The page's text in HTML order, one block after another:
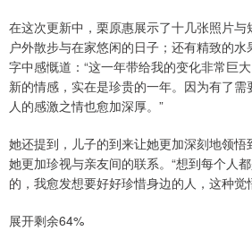
在这次更新中，栗原惠展示了十几张照片
户外散步与在家悠闲的日子；还有精致的
字中感慨道：“这一年带给我的变化非常巨
新的情感，实在是珍贵的一年。因为有了
人的感激之情也愈加深厚。”
她还提到，儿子的到来让她更加深刻地领悟
她更加珍视与亲友间的联系。“想到每个人
的，我愈发想要好好珍惜身边的人，这种觉
展开剩余64%